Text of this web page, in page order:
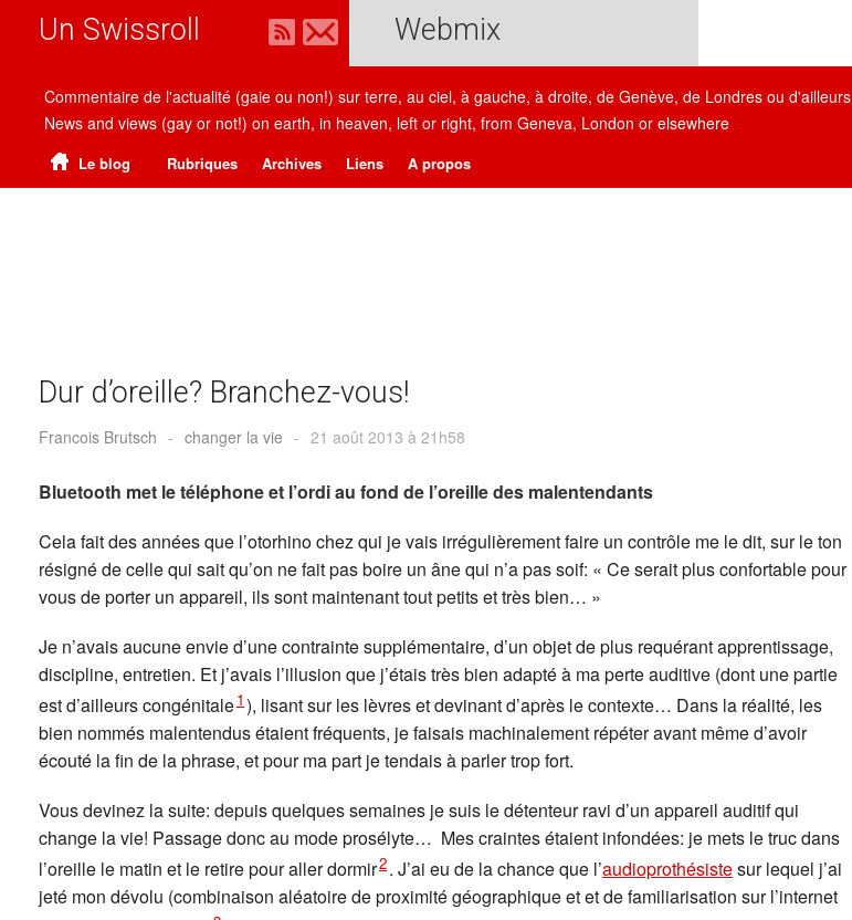
Un Swissroll Webmix
Commentaire de l'actualité (gaie ou non!) sur terre, au ciel, à gauche, à droite, de Genève, de Londres ou d'ailleurs
News and views (gay or not!) on earth, in heaven, left or right, from Geneva, London or elsewhere
Le blog Rubriques Archives Liens A propos
Dur d’oreille? Branchez-vous!
Francois Brutsch - changer la vie - 21 août 2013 à 21h58
Bluetooth met le téléphone et l’ordi au fond de l’oreille des malentendants
Cela fait des années que l’otorhino chez qui je vais irrégulièrement faire un contrôle me le dit, sur le ton
résigné de celle qui sait qu’on ne fait pas boire un âne qui n’a pas soif: « Ce serait plus confortable pour
vous de porter un appareil, ils sont maintenant tout petits et très bien… »
Je n’avais aucune envie d’une contrainte supplémentaire, d’un objet de plus requérant apprentissage,
discipline, entretien. Et j’avais l’illusion que j’étais très bien adapté à ma perte auditive (dont une partie
est d’ailleurs congénitale1 ), lisant sur les lèvres et devinant d’après le contexte… Dans la réalité, les
bien nommés malentendus étaient fréquents, je faisais machinalement répéter avant même d’avoir
écouté la fin de la phrase, et pour ma part je tendais à parler trop fort.
Vous devinez la suite: depuis quelques semaines je suis le détenteur ravi d’un appareil auditif qui
change la vie! Passage donc au mode prosélyte… Mes craintes étaient infondées: je mets le truc dans
l’oreille le matin et le retire pour aller dormir2. J’ai eu de la chance que l’audioprothésistesur lequel j’ai
jeté mon dévolu (combinaison aléatoire de proximité géographique et et de familiarisation sur l’internet